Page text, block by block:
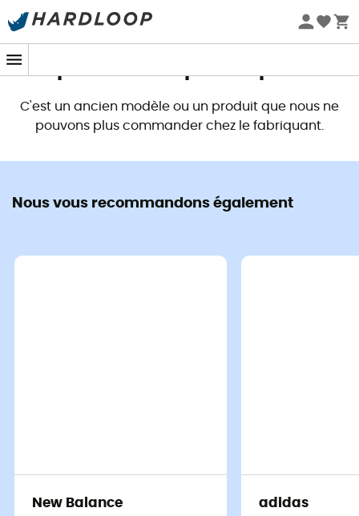
Promos d'été 🔥 -5 % EXTRA dès 2 produits* code Summer5
C'est un ancien modèle ou un produit que nous ne
pouvons plus commander chez le fabriquant.
Nous vous recommandons également
New Balance adidas